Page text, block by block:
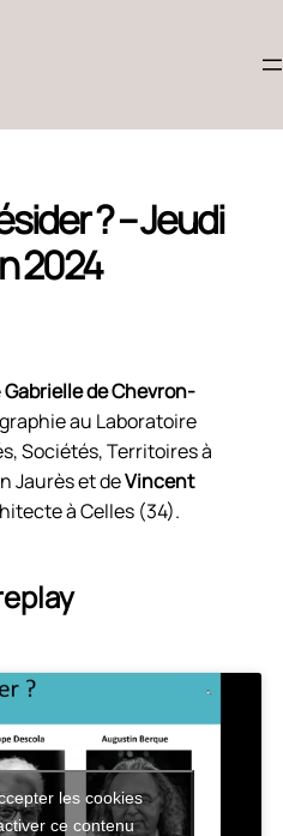
? – Jeudi
2024
Gabrielle de Chevron-
au Laboratoire
Sociétés, Territoires à
Jaurès et deVincent
à Celles (34).
les cookies
ce contenu